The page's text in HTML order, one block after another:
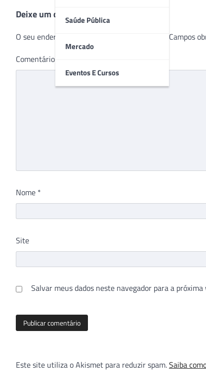
Saúde Pública
Mercado
Eventos E Cursos
Post
Deixe um comentário
O seu endereço de e-mail não será publicado. Campos
Comentário
Nome *
Site
Salvar meus dados neste navegador para a
Este site utiliza o Akismet para reduzir spam.Saiba